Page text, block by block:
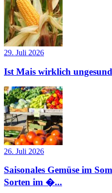
29. Juli 2026
Ist Mais wirklich
26. Juli 2026
Saisonales Gemüse im
Sorten im �...